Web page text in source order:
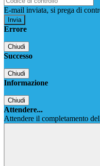
E-mail inviata, si prega di
Errore
Chiudi
Successo
Chiudi
Informazione
Chiudi
Attendere...
Attendere il completamento